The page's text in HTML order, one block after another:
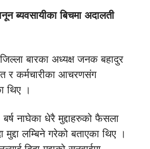
ब्यवसायीका बिचमा अदालती
जिल्ला बारका अध्यक्ष जनक बहादुर
र कर्मचारीका आचरणसंग
थिए ।
नाघेका धेरै मुद्दाहरुको फैसला
लम्बिने गरेको बताएका थिए ।